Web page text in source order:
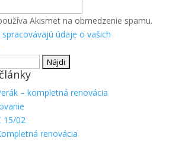
Akismet na obmedzenie spamu.
údaje o vašich
– kompletná renovácia
15/02
renovácia